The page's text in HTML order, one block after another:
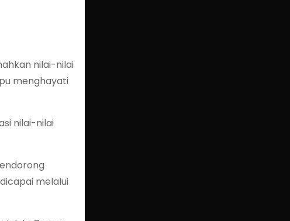
nilai-nilai
menghayati
nilai-nilai
melalui